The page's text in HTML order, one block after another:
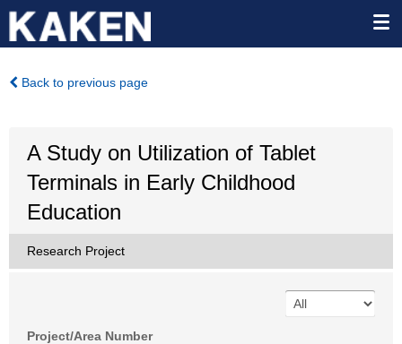
Back to previous page
A Study on Utilization of Tablet
Terminals in Early Childhood
Education
Research Project
Project/Area Number